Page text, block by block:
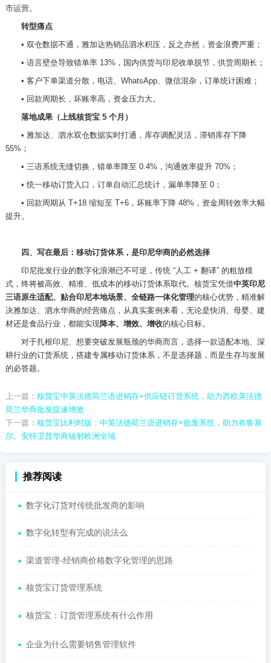
市运营。
转型痛点
• 双仓数据不通，雅加达热销品泗水积压，反之亦然，资金浪费严重；
• 语言壁垒导致错单率 13%，国内供货与印尼收单脱节，供货周期长；
• 客户下单渠道分散，电话、 WhatsApp、微信混杂，订单统计困难；
• 回款周期长，坏账率高，资金压力大。
落地成果（上线核货宝 5 个月）
• 雅加达、泗水双仓数据实时打通，库存调配灵活，滞销库存下降
55%；
• 三语系统无缝切换，错单率降至 0.4%，沟通效率提升 70%；
• 统一移动订货入口，订单自动汇总统计，漏单率降至 0；
• 回款周期从 T+18 缩短至 T+6，坏账率下降 48%，资金周转效率大幅
提升。
四、写在最后：移动订货体系，是印尼华商的必然选择
印尼批发行业的数字化浪潮已不可逆，传统 “人工 + 翻译” 的粗放模
式，终将被高效、精准、低成本的移动订货体系取代。核货宝凭借中英印尼
三语原生适配、贴合印尼本地场景、全链路一体化管理的核心优势，精准解
决雅加达、泗水华商的经营痛点，从真实案例来看，无论是快消、母婴、建
材还是食品行业，都能实现降本、增效、增收的核心目标。
对于扎根印尼、想要突破发展瓶颈的华商而言，选择一款适配本地、深
耕行业的订货系统，搭建专属移动订货体系，不是选择题，而是生存与发展
的必答题。
上一篇： 核货宝中英法德荷兰语进销存+供应链订货系统，助力西欧英法德
荷兰华商批发提速增效
下一篇： 核货宝比利时版：中英法德荷兰语进销存+批发系统，助力布鲁塞
尔、安特卫普华商辐射欧洲全域
推荐阅读
数字化订货对传统批发商的影响
数字化转型有完成的说法么
渠道管理-经销商价格数字化管理的思路
核货宝订货管理系统
核货宝：订货管理系统有什么作用
企业为什么需要销售管理软件